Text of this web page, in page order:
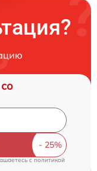
cполитикой